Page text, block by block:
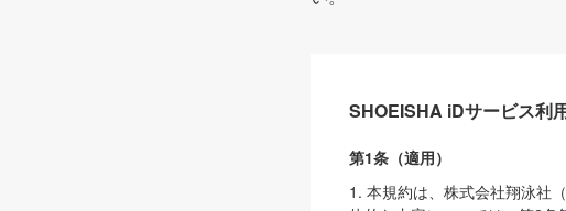
SHOEISHA iDサービス利
第1条（適用）
1. 本規約は、株式会社翔泳社